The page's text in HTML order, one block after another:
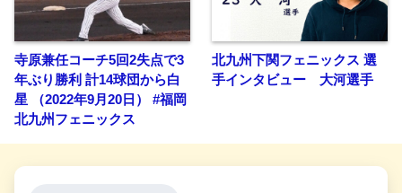
寺原兼任コーチ5回2失点で3
年ぶり勝利 計14球団から白
星 （2022年9月20日） #福岡
北九州フェニックス
北九州下関フェニックス 選
手インタビュー 大河選手